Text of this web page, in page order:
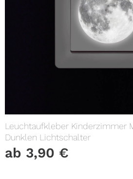
Leuchtaufkleber Kinderzimmer
Dunklen Lichtschalter
ab 3,90 €